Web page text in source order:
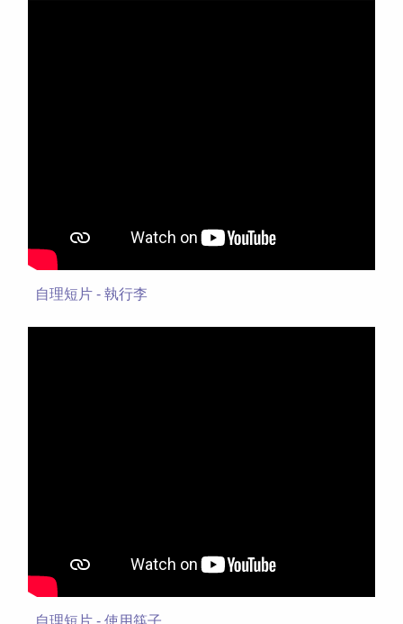
自理短片 - 執行李
自理短片 - 使用筷子